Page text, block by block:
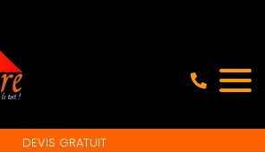
DEVIS GRATUIT